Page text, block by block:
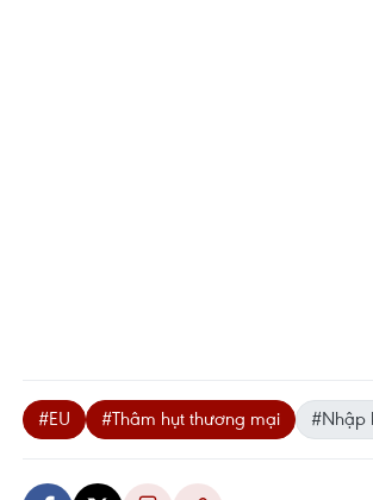
#EU #Thâm hụt thương mại #Nhập